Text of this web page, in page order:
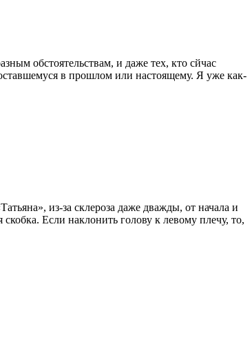
обстоятельствам, и даже тех, кто сйчас
в прошлом или настоящему. Я уже как-
из-за склероза даже дважды, от начала и
Если наклонить голову к левому плечу, то,